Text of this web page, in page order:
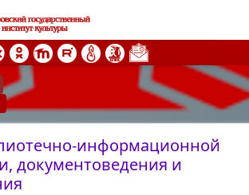
информационной
документоведения и